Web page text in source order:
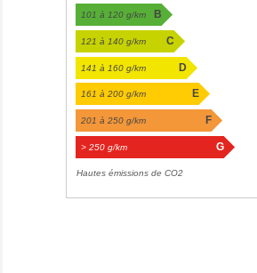
101 à 120 g/km B
121 à 140 g/km C
141 à 160 g/km D
161 à 200 g/km E
201 à 250 g/km F
> 250 g/km G
Hautes émissions de CO2